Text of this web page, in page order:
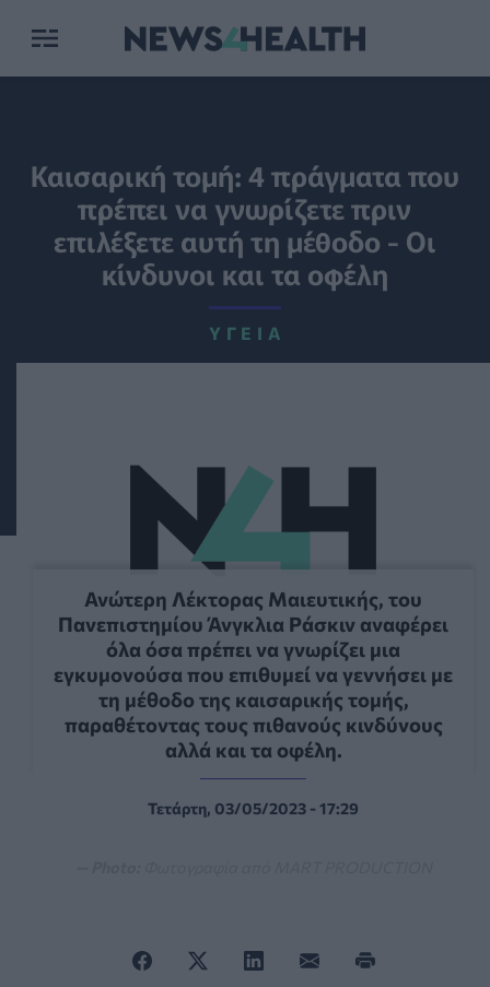
Καισαρική τομή: 4 πράγματα που
πρέπει να γνωρίζετε πριν
επιλέξετε αυτή τη μέθοδο - Οι
κίνδυνοι και τα οφέλη
ΥΓΕΊΑ
Ανώτερη Λέκτορας Μαιευτικής, του
Πανεπιστημίου Άνγκλια Ράσκιν αναφέρει
όλα όσα πρέπει να γνωρίζει μια
εγκυμονούσα που επιθυμεί να γεννήσει με
τη μέθοδο της καισαρικής τομής,
παραθέτοντας τους πιθανούς κινδύνους
αλλά και τα οφέλη.
Τετάρτη, 03/05/2023 - 17:29